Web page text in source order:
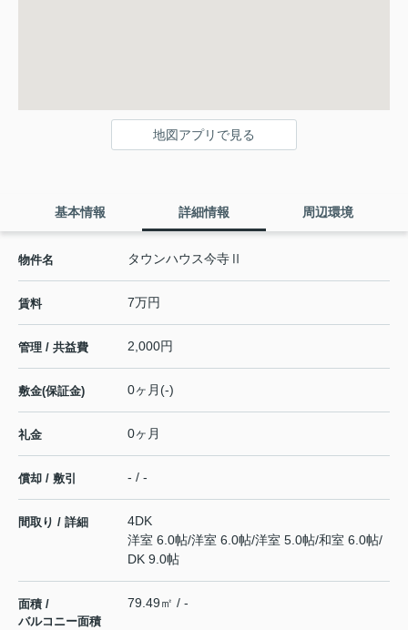
地図アプリで見る
基本情報 詳細情報 周辺環境
物件名 タウンハウス今寺Ⅱ
賃料 7万円
管理 / 共益費 2,000円
敷金(保証金) 0ヶ月(-)
礼金 0ヶ月
償却 / 敷引 - / -
間取り / 詳細
4DK
洋室 6.0帖/洋室 6.0帖/洋室 5.0帖/和室 6.0帖/
DK 9.0帖
面積 /
バルコニー面積
79.49㎡ / -